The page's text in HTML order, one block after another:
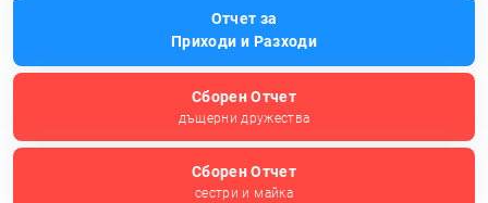
Отчет за
Приходи и Разходи
Сборен Отчет
дъщерни дружества
Сборен Отчет
сестри и майка